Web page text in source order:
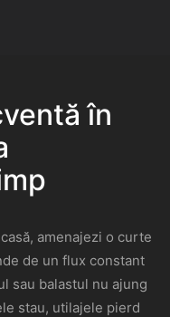
în
amenajezi o curte
de un flux constant
sau balastul nu ajung
stau, utilajele pierd